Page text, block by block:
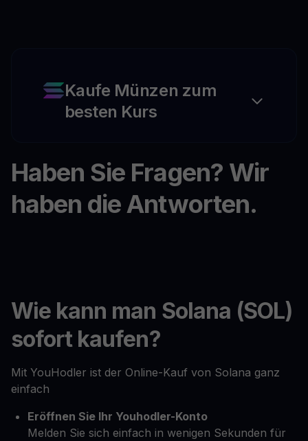
Kaufe Münzen zum
besten Kurs
Haben Sie Fragen? Wir
haben die Antworten.
Wie kann man Solana (SOL)
sofort kaufen?
Mit YouHodler ist der Online-Kauf von Solana ganz
einfach
Eröffnen Sie Ihr Youhodler-Konto
Melden Sie sich einfach in wenigen Sekunden für